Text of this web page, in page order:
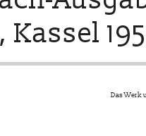
Kassel
Das Werk